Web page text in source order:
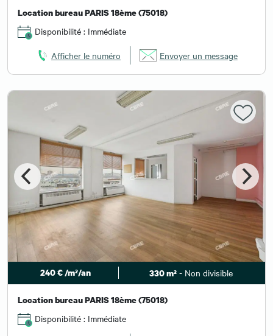
Location bureau PARIS 18ème (75018)
Disponibilité : Immédiate
Afficher le numéro Envoyer un message
240 € /m²/an 330 m² - Non divisible
Location bureau PARIS 18ème (75018)
Disponibilité : Immédiate